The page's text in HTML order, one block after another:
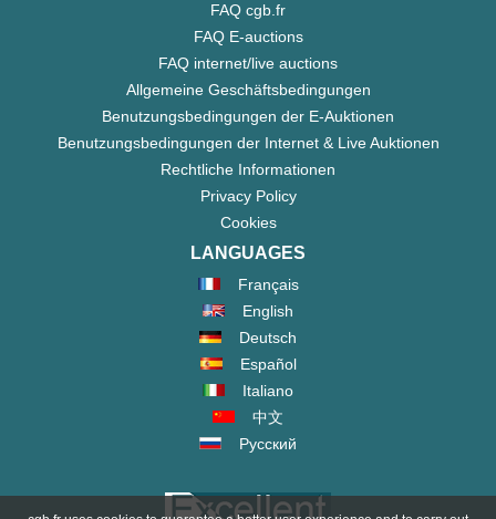
FAQ cgb.fr
FAQ E-auctions
FAQ internet/live auctions
Allgemeine Geschäftsbedingungen
Benutzungsbedingungen der E-Auktionen
Benutzungsbedingungen der Internet & Live Auktionen
Rechtliche Informationen
Privacy Policy
Cookies
LANGUAGES
Français
English
Deutsch
Español
Italiano
中文
Русский